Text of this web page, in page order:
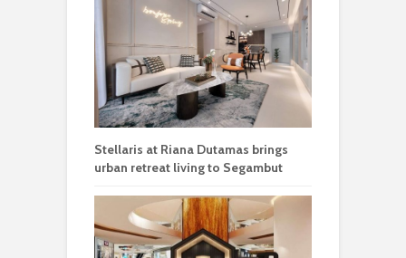
Stellaris at Riana Dutamas brings
urban retreat living to Segambut